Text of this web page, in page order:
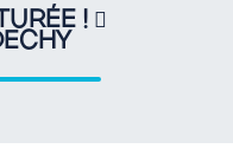
!